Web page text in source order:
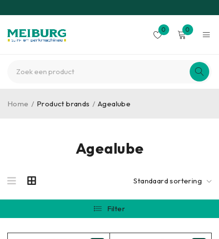
0 0
Agealube
Home / Product brands / Agealube
Standaard sortering
Filter